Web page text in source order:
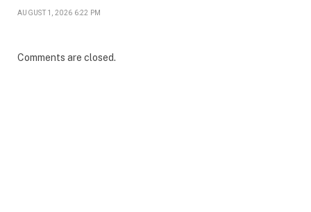
AUGUST 1, 2026 6:22 PM
Comments are closed.